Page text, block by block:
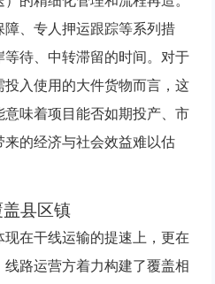
、专人押运跟踪等系列措
待、中转滞留的时间。对于
入使用的大件货物而言，这
味着项目能否如期投产、市
的经济与社会效益难以估
县区镇
在干线运输的提速上，更在
路运营方着力构建了覆盖相